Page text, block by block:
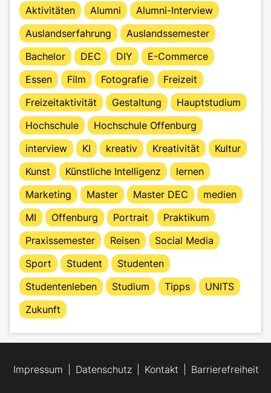
Aktivitäten Alumni
Alumni-Interview
Auslandserfahrung
Auslandssemester
Bachelor
DEC DIY
E-Commerce
Essen
Film Fotografie
Freizeit
Freizeitaktivität
Gestaltung
Hauptstudium
Hochschule
Hochschule Offenburg
interview
KI kreativ Kreativität
Kultur
Kunst
Künstliche Intelligenz
lernen
Marketing
Master Master DEC
medien
MI
Offenburg Portrait
Praktikum
Praxissemester
Reisen
Social Media
Sport
Student
Studenten
Studentenleben
Studium Tipps
UNITS
Zukunft
Impressum Datenschutz Kontakt Barrierefreiheit